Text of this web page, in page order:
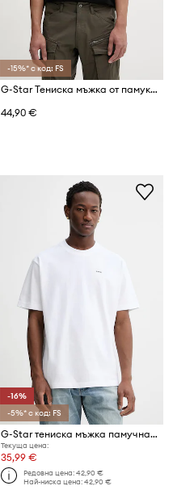
-15%* с код: FS
G-Star Тениска мъжка от памук Coord gr relaxed
44,90 €
-16%
-5%* с код: FS
G-Star тениска мъжка памучна Relaxed base
Текуща цена:
35,99 €
Редовна цена:42,90 €
Най-ниска цена:42,90 €